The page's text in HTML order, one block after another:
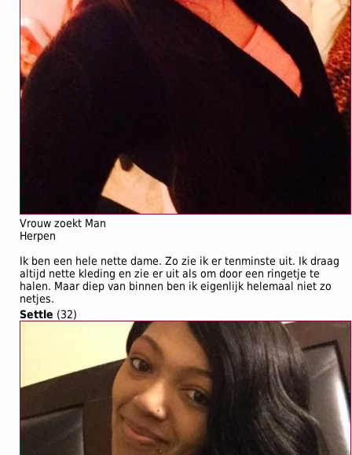
Vrouw zoekt Man
Herpen
Ik ben een hele nette dame. Zo zie ik er tenminste uit. Ik draag
altijd nette kleding en zie er uit als om door een ringetje te
halen. Maar diep van binnen ben ik eigenlijk helemaal niet zo
netjes.
Settle (32)